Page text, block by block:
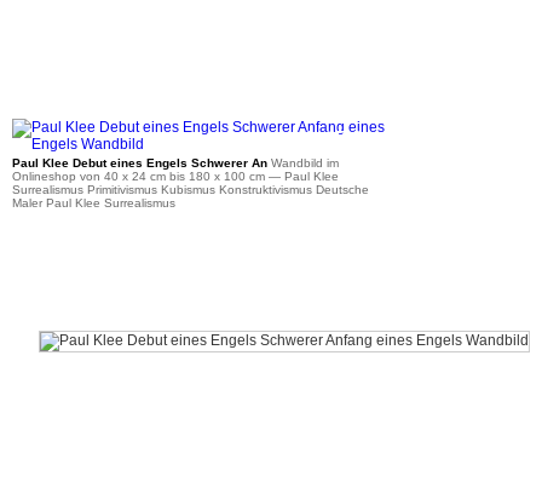
ab 45 €
Paul Klee Debut eines Engels Schwerer AnWandbild im
Onlineshop von 40 x 24 cm bis 180 x 100 cm — Paul Klee
Surrealismus Primitivismus Kubismus Konstruktivismus Deutsche
Maler Paul Klee Surrealismus